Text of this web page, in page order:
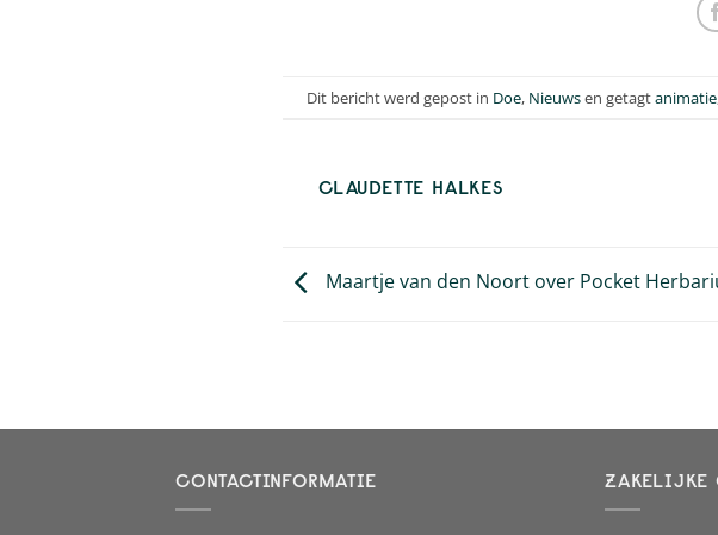
Dit bericht werd gepost in Doe, Nieuwsen getagtanimatie
CLAUDETTE HALKES
Maartje van den Noort over Pocket
CONTACTINFORMATIE ZAKELIJKE